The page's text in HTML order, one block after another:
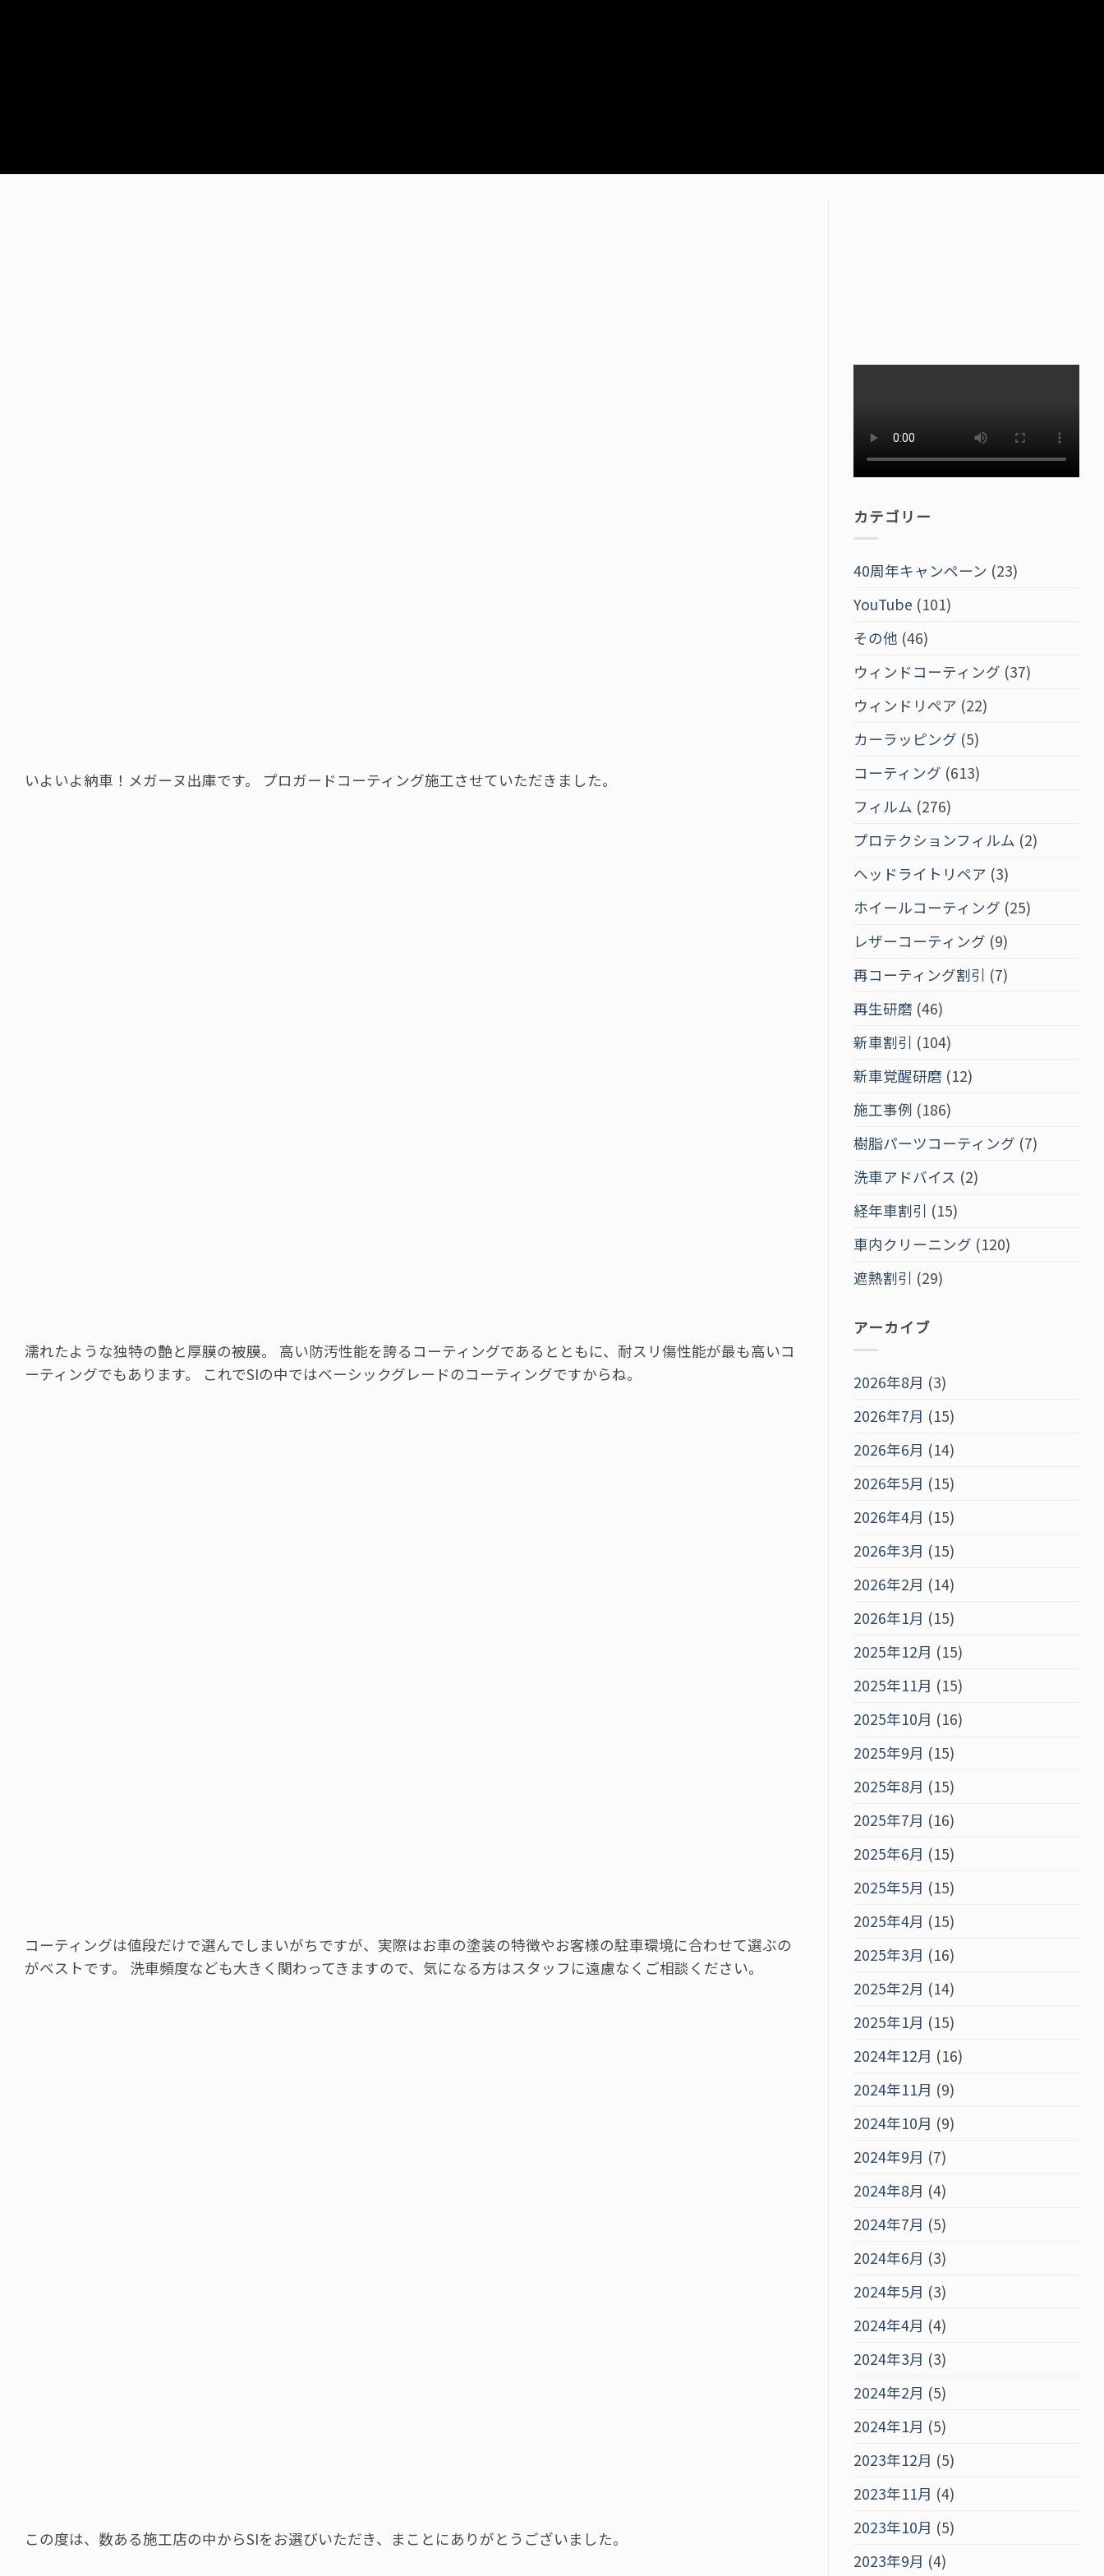
いよいよ納車！メガーヌ出庫です。 プロガードコーティング施工させていただきました。
濡れたような独特の艶と厚膜の被膜。 高い防汚性能を誇るコーティングであるとともに、耐スリ傷性能が最も高いコ
ーティングでもあります。 これでSIの中ではベーシックグレードのコーティングですからね。
コーティングは値段だけで選んでしまいがちですが、実際はお車の塗装の特徴やお客様の駐車環境に合わせて選ぶの
がベストです。 洗車頻度なども大きく関わってきますので、気になる方はスタッフに遠慮なくご相談ください。
この度は、数ある施工店の中からSIをお選びいただき、まことにありがとうございました。
カテゴリー
40周年キャンペーン (23)
YouTube (101)
その他 (46)
ウィンドコーティング (37)
ウィンドリペア (22)
カーラッピング (5)
コーティング (613)
フィルム (276)
プロテクションフィルム (2)
ヘッドライトリペア (3)
ホイールコーティング (25)
レザーコーティング (9)
再コーティング割引 (7)
再生研磨 (46)
新車割引 (104)
新車覚醒研磨 (12)
施工事例 (186)
樹脂パーツコーティング (7)
洗車アドバイス (2)
経年車割引 (15)
車内クリーニング (120)
遮熱割引 (29)
アーカイブ
2026年8月 (3)
2026年7月 (15)
2026年6月 (14)
2026年5月 (15)
2026年4月 (15)
2026年3月 (15)
2026年2月 (14)
2026年1月 (15)
2025年12月 (15)
2025年11月 (15)
2025年10月 (16)
2025年9月 (15)
2025年8月 (15)
2025年7月 (16)
2025年6月 (15)
2025年5月 (15)
2025年4月 (15)
2025年3月 (16)
2025年2月 (14)
2025年1月 (15)
2024年12月 (16)
2024年11月 (9)
2024年10月 (9)
2024年9月 (7)
2024年8月 (4)
2024年7月 (5)
2024年6月 (3)
2024年5月 (3)
2024年4月 (4)
2024年3月 (3)
2024年2月 (5)
2024年1月 (5)
2023年12月 (5)
2023年11月 (4)
2023年10月 (5)
2023年9月 (4)